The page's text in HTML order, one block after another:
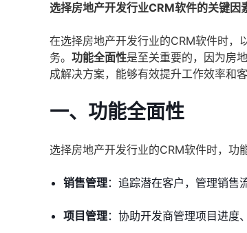
选择房地产开发行业CRM软件的关键因
在选择房地产开发行业的CRM软件时，
务。 功能全面性是至关重要的，因为房
成解决方案，能够有效提升工作效率和
一、功能全面性
选择房地产开发行业的CRM软件时，功
销售管理：追踪潜在客户，管理销售
项目管理：协助开发商管理项目进度